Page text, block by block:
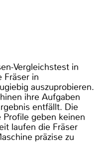
Vergleichstest in
in
auszuprobieren.
ihre Aufgaben
entfällt. Die
geben keinen
laufen die Fräser
präzise zu